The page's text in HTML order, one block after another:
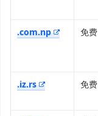
.com.np 免费
.iz.rs 免费